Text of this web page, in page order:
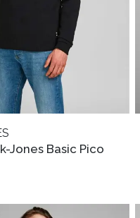
Jones Basic Pico